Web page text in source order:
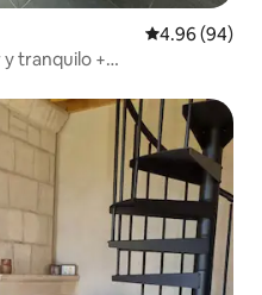
Calificación
4.96 (94)
tranquilo +